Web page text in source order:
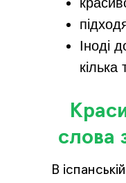
Іноді
кілька
мову
В
слова